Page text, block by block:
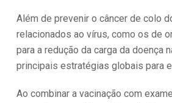
Além de prevenir o câncer de colo
relacionados ao vírus, como os de
para a redução da carga da doença
principais estratégias globais para
Ao combinar a vacinação com